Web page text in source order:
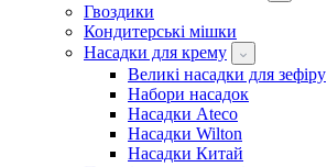
Гвоздики
Кондитерські мішки
Насадки для крему
Великі насадки для зефіру
Набори насадок
Насадки Ateco
Насадки Wilton
Насадки Китай